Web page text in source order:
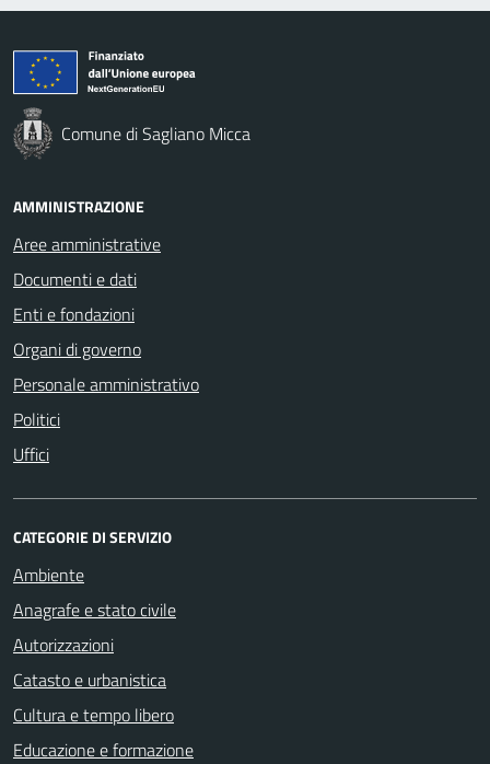
Comune di Sagliano Micca
AMMINISTRAZIONE
Aree amministrative
Documenti e dati
Enti e fondazioni
Organi di governo
Personale amministrativo
Politici
Uffici
CATEGORIE DI SERVIZIO
Ambiente
Anagrafe e stato civile
Autorizzazioni
Catasto e urbanistica
Cultura e tempo libero
Educazione e formazione